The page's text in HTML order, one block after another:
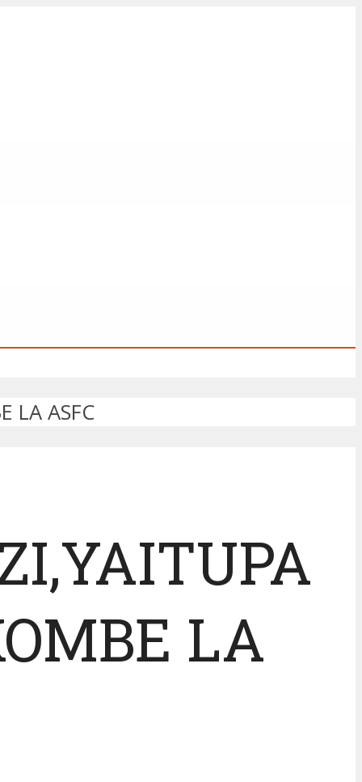
LA ASFC
LA